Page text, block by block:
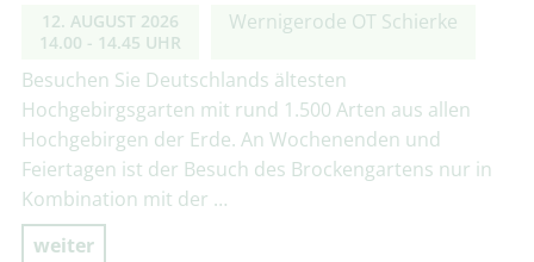
12. AUGUST 2026
14.00 - 14.45 UHR
Wernigerode OT Schierke
Besuchen Sie Deutschlands ältesten
Hochgebirgsgarten mit rund 1.500 Arten aus allen
Hochgebirgen der Erde. An Wochenenden und
Feiertagen ist der Besuch des Brockengartens nur in
Kombination mit der …
weiter